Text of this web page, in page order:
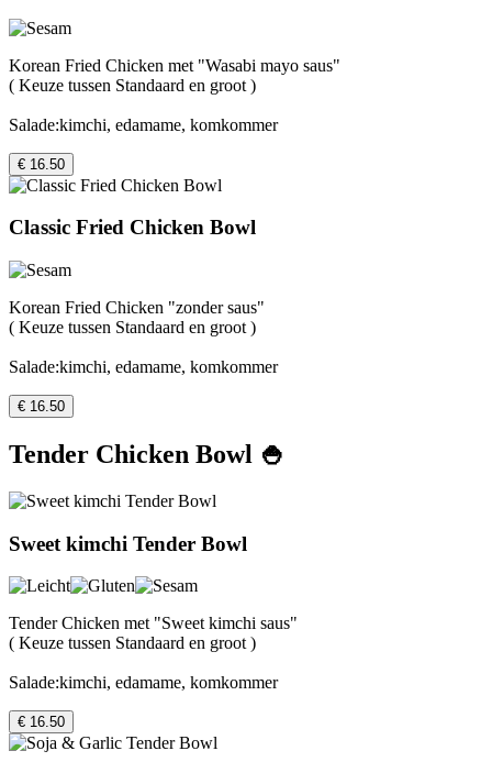
Korean Fried Chicken met "Wasabi mayo saus"
( Keuze tussen Standaard en groot )
Salade:kimchi, edamame, komkommer
€ 16.50
Classic Fried Chicken Bowl
Korean Fried Chicken "zonder saus"
( Keuze tussen Standaard en groot )
Salade:kimchi, edamame, komkommer
€ 16.50
Tender Chicken Bowl 🍚
Sweet kimchi Tender Bowl
Tender Chicken met "Sweet kimchi saus"
( Keuze tussen Standaard en groot )
Salade:kimchi, edamame, komkommer
€ 16.50